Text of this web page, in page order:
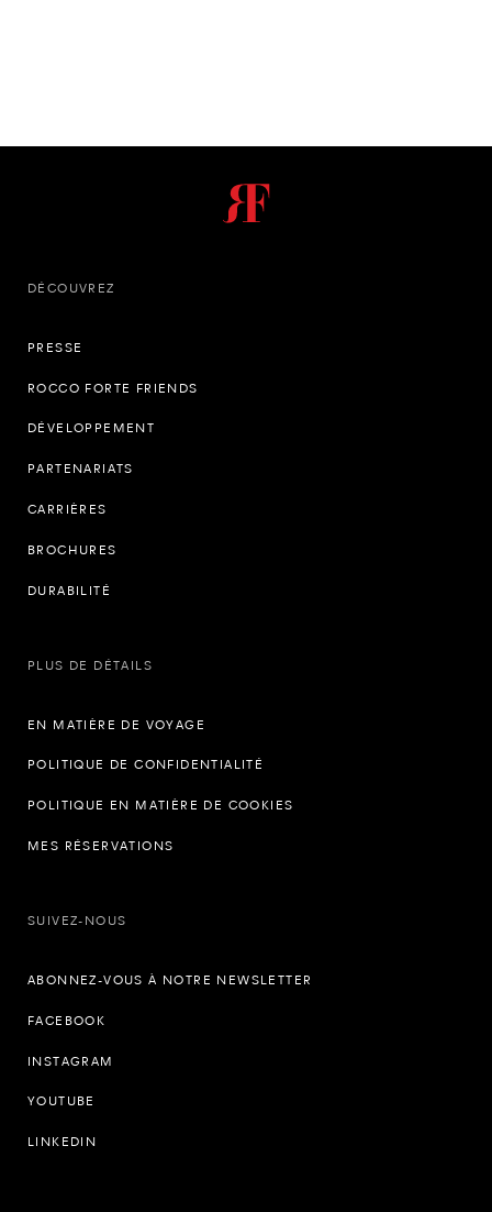
DÉCOUVREZ
PRESSE
ROCCO FORTE FRIENDS
DÉVELOPPEMENT
PARTENARIATS
CARRIÈRES
BROCHURES
DURABILITÉ
PLUS DE DÉTAILS
EN MATIÈRE DE VOYAGE
POLITIQUE DE CONFIDENTIALITÉ
POLITIQUE EN MATIÈRE DE COOKIES
MES RÉSERVATIONS
SUIVEZ-NOUS
ABONNEZ-VOUS À NOTRE NEWSLETTER
FACEBOOK
INSTAGRAM
YOUTUBE
LINKEDIN